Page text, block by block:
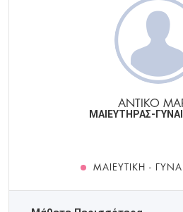
ΑΝΤΙΚΟ
ΜΑΙΕΥΤΗΡΑΣ-
ΜΑΙΕΥΤΙΚΉ -